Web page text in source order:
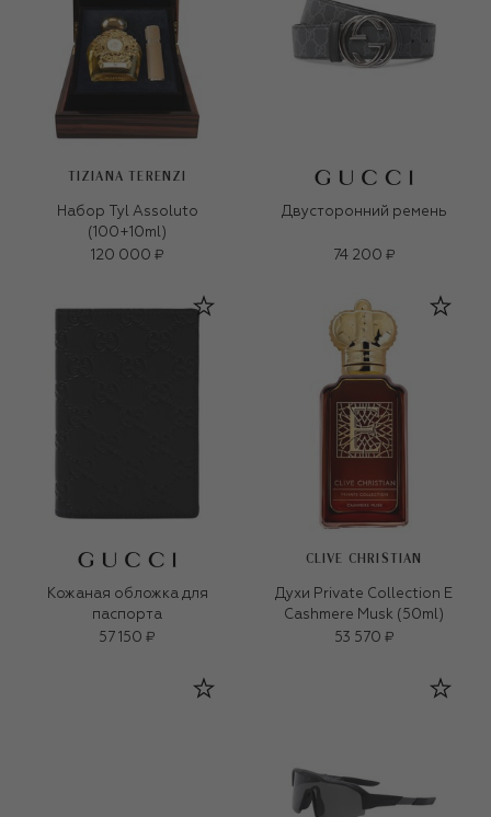
TIZIANA TERENZI
Набор Tyl Assoluto
(100+10ml)
120 000 ₽
Двусторонний ремень
74 200 ₽
Кожаная обложка для
паспорта
57 150 ₽
CLIVE CHRISTIAN
Духи Private Collection E
Cashmere Musk (50ml)
53 570 ₽